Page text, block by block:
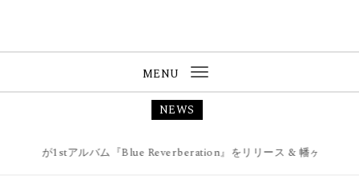
MENU
Toggle
NEWS
が1stアルバム『Blue Reverberation』をリリース & 幡ヶ谷